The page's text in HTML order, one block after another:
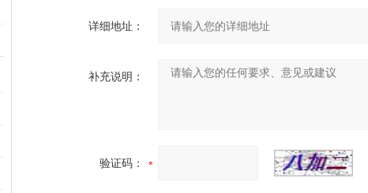
详细地址：
补充说明：
验证码：